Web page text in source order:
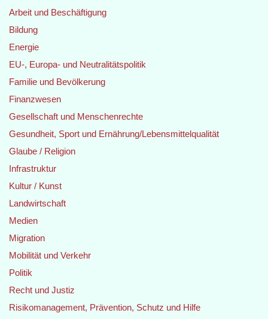
Arbeit und Beschäftigung
Bildung
Energie
EU-, Europa- und Neutralitätspolitik
Familie und Bevölkerung
Finanzwesen
Gesellschaft und Menschenrechte
Gesundheit, Sport und Ernährung/Lebensmittelqualität
Glaube / Religion
Infrastruktur
Kultur / Kunst
Landwirtschaft
Medien
Migration
Mobilität und Verkehr
Politik
Recht und Justiz
Risikomanagement, Prävention, Schutz und Hilfe